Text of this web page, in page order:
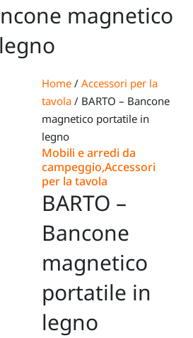
magnetico
Home / Accessori per la
tavola / BARTO – Bancone
magnetico portatile in
legno
Mobili e arredi da
campeggio,Accessori
per la tavola
BARTO –
Bancone
magnetico
portatile in
legno